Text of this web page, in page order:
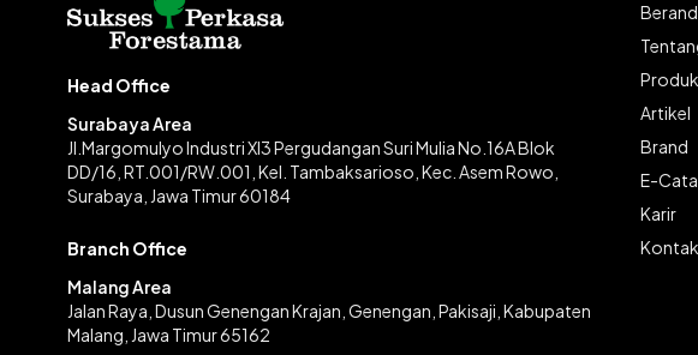
Head Office
Surabaya Area
Jl.Margomulyo Industri XI3 Pergudangan Suri Mulia No.16A Blok
DD/16, RT.001/RW.001, Kel. Tambaksarioso, Kec. Asem Rowo,
Surabaya, Jawa Timur 60184
Branch Office
Malang Area
Jalan Raya, Dusun Genengan Krajan, Genengan, Pakisaji, Kabupaten
Malang, Jawa Timur 65162
Produk
Artikel
Brand
E-
Karir
Kontak